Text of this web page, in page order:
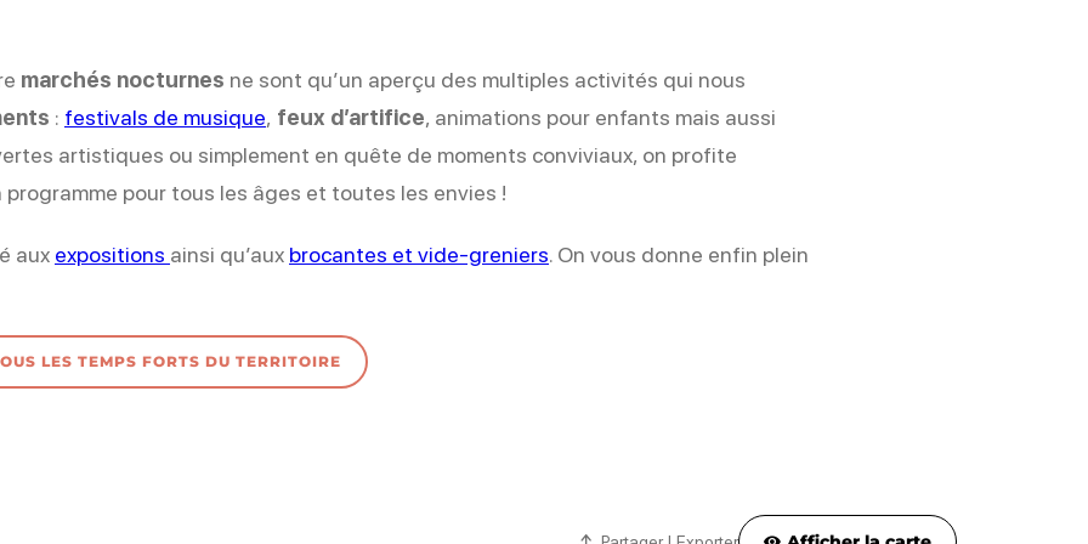
marchés nocturnes ne sont qu’un aperçu des multiples activités qui nous
: festivals de musique, feux d’artifice, animations pour enfants mais aussi
artistiques ou simplement en quête de moments conviviaux, on profite
pour tous les âges et toutes les envies !
aux expositions ainsi qu’aux brocantes et vide-greniers. On vous donne enfin plein
LES TEMPS FORTS DU TERRITOIRE